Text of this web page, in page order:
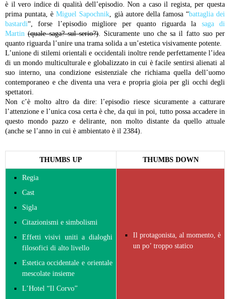
è il vero indice di qualità dell’episodio. Non a caso il regista, per questa
prima puntata, èMiguel Sapochnik, già autore della famosa “battaglia dei
bastardi“, forse l’episodio migliore per quanto riguarda la saga di
Martin (quale saga? sul serio?). Sicuramente uno che sa il fatto suo per
quanto riguarda l’unire una trama solida a un’estetica visivamente potente.
L’unione di stilemi orientali e occidentali inoltre rende perfettamente l’idea
di un mondo multiculturale e globalizzato in cui è facile sentirsi alienati al
suo interno, una condizione esistenziale che richiama quella dell’uomo
contemporaneo e che diventa una vera e propria gioia per gli occhi degli
spettatori.
Non c’è molto altro da dire: l’episodio riesce sicuramente a catturare
l’attenzione e l’unica cosa certa è che, da qui in poi, tutto possa accadere in
questo mondo pazzo e delirante, non molto distante da quello attuale
(anche se l’anno in cui è ambientato è il 2384).
THUMBS UP THUMBS DOWN
Regia
Cast
Sigla
Citazionismi e simbolismi
Effetti visivi uniti a dialoghi
filosofici di alto livello
Estetica occidentale e orientale
mescolate insieme
L’Hotel “Il Corvo”
Il protagonista, al momento, è
un po’ troppo statico